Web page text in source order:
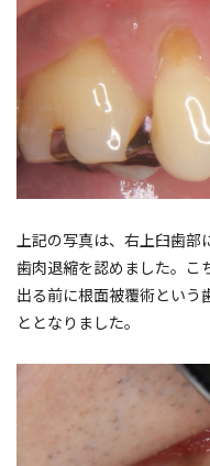
上記の写真は、右上臼歯部
歯肉退縮を認めました。こ
出る前に根面被覆術という
ととなりました。